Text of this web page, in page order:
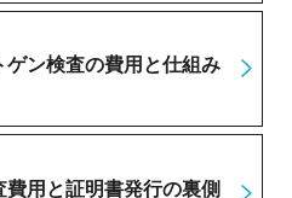
ゲン検査の費用と仕組み
用と証明書発行の裏側